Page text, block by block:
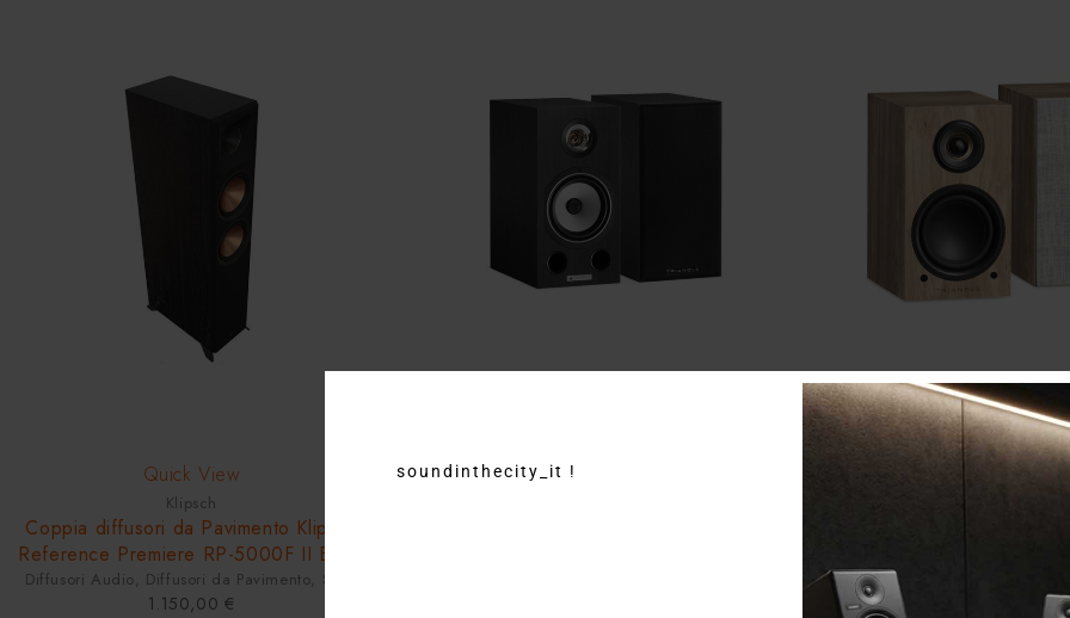
Quick View
Klipsch
Coppia diffusori da Pavimento Klipsch
Reference Premiere RP-5000F II Black
Diffusori Audio Diffusori da Pavimento Shop
1.150,00 €
Quick View Quick View
€
soundinthecity_it !